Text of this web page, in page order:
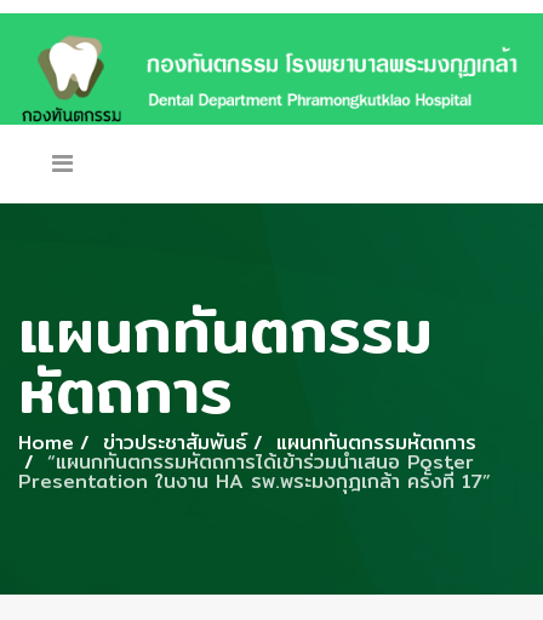
แผนกทันตกรรม
หัตถการ
Home ข่าวประชาสัมพันธ์ แผนกทันตกรรมหัตถการ
“แผนกทันตกรรมหัตถการได้เข้าร่วมนำเสนอ Poster
Presentation ในงาน HA รพ.พระมงกุฎเกล้า ครั้งที่ 17”